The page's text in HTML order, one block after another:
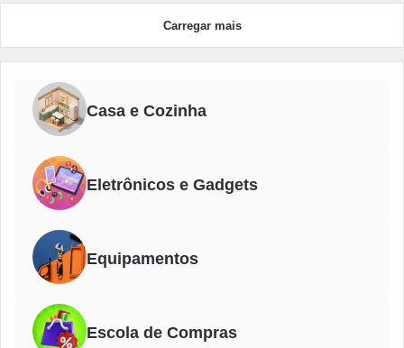
Carregar mais
Casa e Cozinha
Eletrônicos e Gadgets
Equipamentos
Escola de Compras